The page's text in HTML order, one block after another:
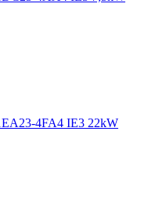
4FA4 IE3 22kW